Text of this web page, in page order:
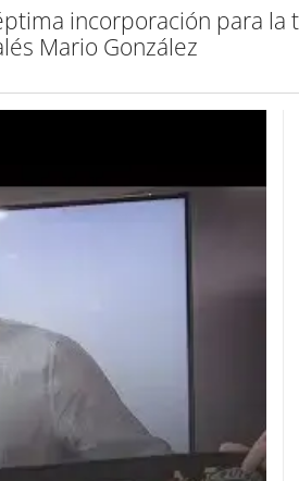
incorporación para
Mario González